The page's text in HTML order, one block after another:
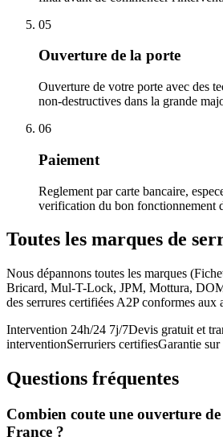
05
Ouverture de la porte
Ouverture de votre porte avec des
non-destructives dans la grande
06
Paiement
Reglement par carte bancaire,
verification du bon fonctionnement
Toutes les marques de
Nous dépannons toutes les marques
Bricard, Mul-T-Lock, JPM, Mottura,
des serrures certifiées A2P conformes aux
Intervention 24h/24 7j/7Devis gratuit et
interventionSerruriers certifiesGarantie sur
Questions fréquentes
Combien coute une ouverture
France ?